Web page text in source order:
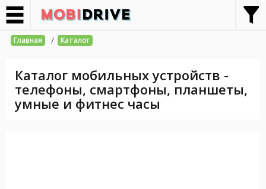
Главная / Каталог
Каталог мобильных устройств -
телефоны, смартфоны, планшеты,
умные и фитнес часы